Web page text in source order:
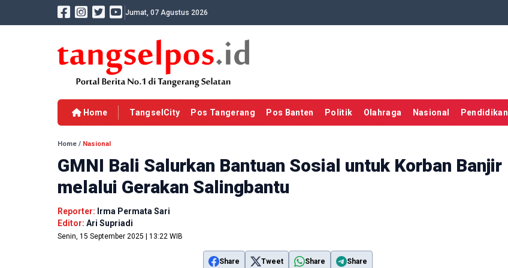
Jumat, 07 Agustus 2026
Home TangselCity Pos Tangerang Pos Banten Politik Olahraga Nasional Pendidikan
Home / Nasional
GMNI Bali Salurkan Bantuan Sosial untuk Korban Banjir
melalui Gerakan Salingbantu
Reporter: Irma Permata Sari
Editor: Ari Supriadi
Senin, 15 September 2025 | 13:22 WIB
Share Tweet Share Share